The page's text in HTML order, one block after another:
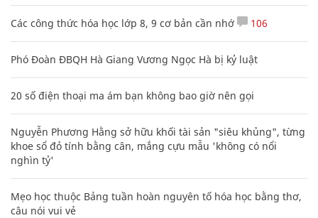
Các công thức hóa học lớp 8, 9 cơ bản cần nhớ 106
Phó Đoàn ĐBQH Hà Giang Vương Ngọc Hà bị kỷ luật
20 số điện thoại ma ám bạn không bao giờ nên gọi
Nguyễn Phương Hằng sở hữu khối tài sản "siêu khủng", từng
khoe sổ đỏ tính bằng cân, mắng cựu mẫu 'không có nổi
nghìn tỷ'
Mẹo học thuộc Bảng tuần hoàn nguyên tố hóa học bằng thơ,
câu nói vui vẻ